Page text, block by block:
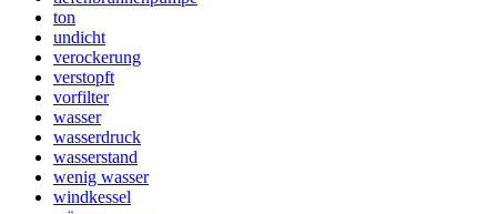
ton
undicht
verockerung
verstopft
vorfilter
wasser
wasserdruck
wasserstand
wenig wasser
windkessel